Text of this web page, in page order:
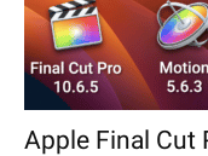
Apple Final Cut